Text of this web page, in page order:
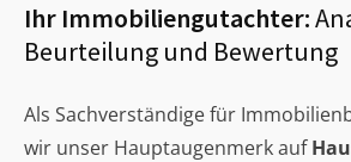
Ihr Immobiliengutachter:
Beurteilung und Bewertung
Als Sachverständige für
wir unser Hauptaugenmerk auf